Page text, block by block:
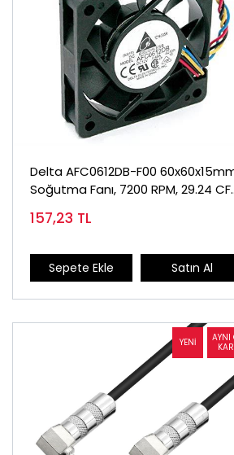
Delta AFC0612DB-F00
Soğutma Fanı, 7200 RPM, 29.24
157,23 TL
Sepete Ekle Satın Al